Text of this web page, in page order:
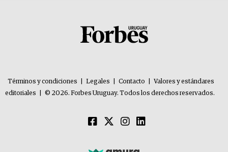
Términos y condiciones Legales Contacto
Valores y estándares
editoriales
© 2026. Forbes Uruguay. Todos los derechos reservados.